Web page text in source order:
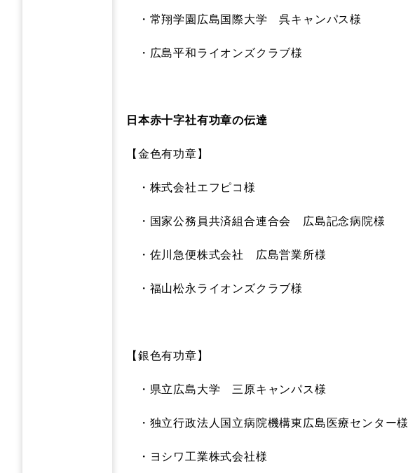
・常翔学園広島国際大学 呉キャンパス様
・広島平和ライオンズクラブ様
日本赤十字社有功章の伝達
【金色有功章】
・株式会社エフピコ様
・国家公務員共済組合連合会 広島記念病院様
・佐川急便株式会社 広島営業所様
・福山松永ライオンズクラブ様
【銀色有功章】
・県立広島大学 三原キャンパス様
・独立行政法人国立病院機構東広島医療センター様
・ヨシワ工業株式会社様